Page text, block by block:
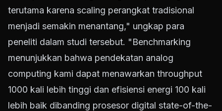
terutama karena scaling perangkat tradisional
menjadi semakin menantang," ungkap para
peneliti dalam studi tersebut. "Benchmarking
menunjukkan bahwa pendekatan analog
computing kami dapat menawarkan throughput
1000 kali lebih tinggi dan efisiensi energi 100 kali
lebih baik dibanding prosesor digital state-of-the-